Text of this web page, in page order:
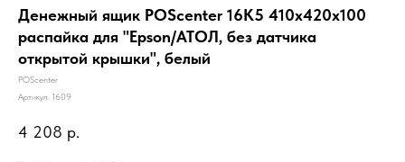
Денежный ящик POScenter 16K5 410x420x100
распайка для "Epson/АТОЛ, без датчика
открытой крышки", белый
POScenter
Артикул: 1609
4 208 р.